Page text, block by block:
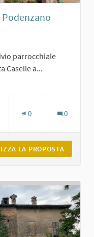
parrocchiale
Caselle a...
della comunità
0 0
LA PROPOSTA